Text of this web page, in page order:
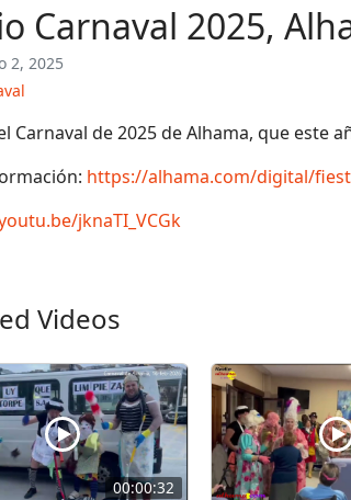
Carnaval 2025,
2, 2025
Carnaval de 2025 de Alhama, que este
https://alhama.com/digital/
jknaTI_VCGk
Videos
00:00:32